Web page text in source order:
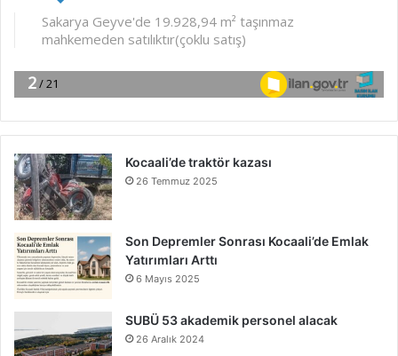
Kocaali’de traktör kazası
26 Temmuz 2025
Son Depremler Sonrası Kocaali’de Emlak
Yatırımları Arttı
6 Mayıs 2025
SUBÜ 53 akademik personel alacak
26 Aralık 2024